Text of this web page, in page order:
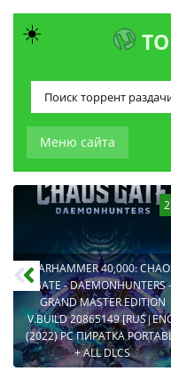
Меню сайта
WARHAMMER 40,000:
GATE - DAEMONHUNTERS -
GRAND MASTER EDITION
V.BUILD 20865149
(2022) PC ПИРАТКА
+ ALL DLCS
☀️